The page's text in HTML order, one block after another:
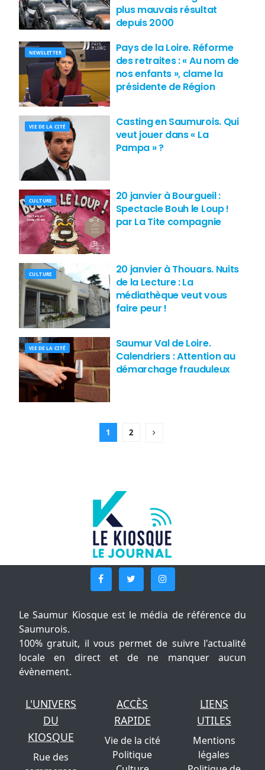
plus mauvais résultat
depuis 2000
NEWSLETTER
Pays de la Loire. Réforme
des retraites : « Au nom de
nos enfants », clame la
présidente de Région
VIE DE LA CITÉ
Casting en Saumurois. Qui
veut jouer dans « La
Pampa » ?
CULTURE
20 janvier à Bourgueil :
Spectacle Bouh le Loup !
par La Tite compagnie
CULTURE
20 janvier à Thouars. Nuits
de la Lecture : La
médiathèque veut vous
faire peur !
VIE DE LA CITÉ
Saumur Val de Loire.
Calendriers : Attention au
démarchage frauduleux
1 2
Le Saumur Kiosque est le média de référence du
Saumurois.
100% gratuit, il vous permet de suivre l'actualité
locale en direct et de ne manquer aucun
évènement.
L'UNIVERS
DU
KIOSQUE
Rue des
ACCÈS
RAPIDE
Vie de la cité
Politique
LIENS
UTILES
Mentions
légales